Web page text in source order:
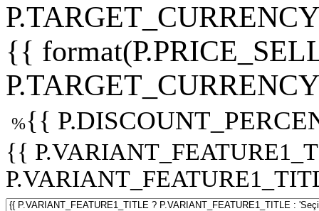
{{
%{{
{{